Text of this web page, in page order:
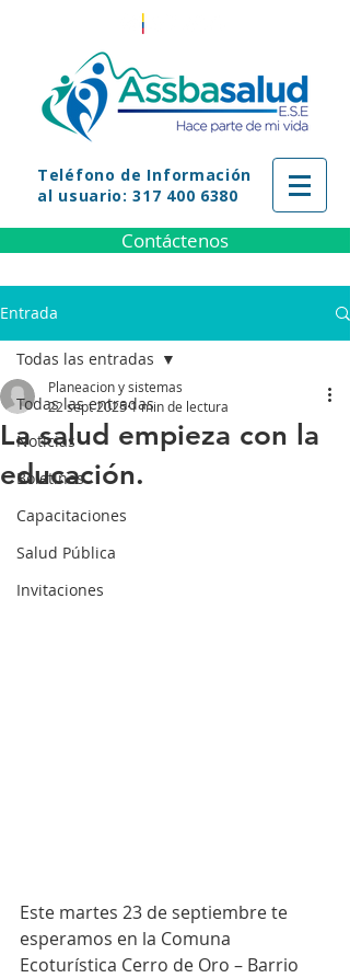
Teléfono de Información
al usuario: 317 400 6380
Contáctenos
Entrada
Todas las entradas
Noticias
Boletines
Capacitaciones
Salud Pública
Invitaciones
Todas las entradas
La salud empieza con la
educación.
Planeacion y sistemas
22 sept 20251 min de lectura
Este martes 23 de septiembre te
esperamos en la Comuna
Ecoturística Cerro de Oro – Barrio